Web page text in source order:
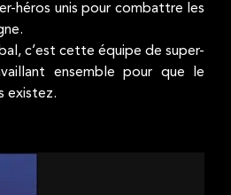
héros unis pour combattre les
c’est cette équipe de super-
ensemble pour que le
existez.